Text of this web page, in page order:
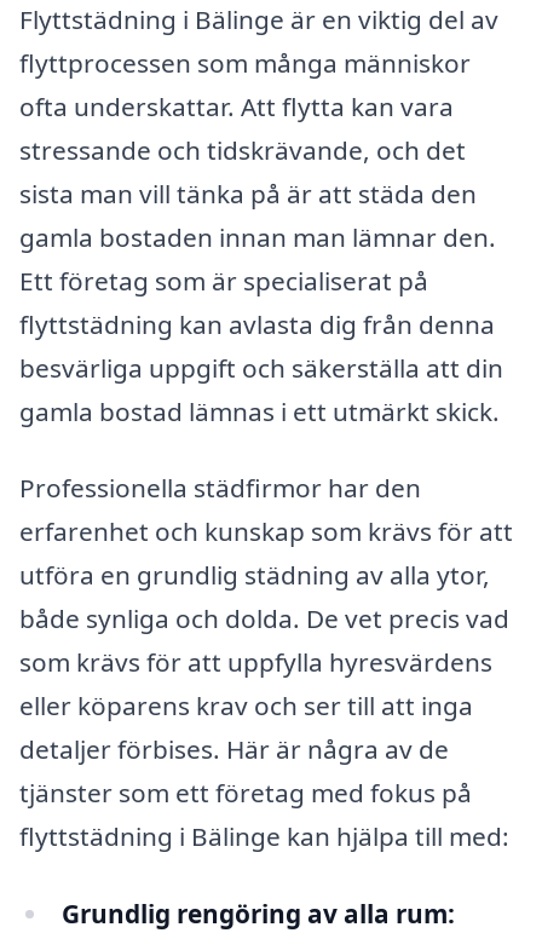
Flyttstädning i Bälinge är en viktig del av
flyttprocessen som många människor
ofta underskattar. Att flytta kan vara
stressande och tidskrävande, och det
sista man vill tänka på är att städa den
gamla bostaden innan man lämnar den.
Ett företag som är specialiserat på
flyttstädning kan avlasta dig från denna
besvärliga uppgift och säkerställa att din
gamla bostad lämnas i ett utmärkt skick.
Professionella städfirmor har den
erfarenhet och kunskap som krävs för att
utföra en grundlig städning av alla ytor,
både synliga och dolda. De vet precis vad
som krävs för att uppfylla hyresvärdens
eller köparens krav och ser till att inga
detaljer förbises. Här är några av de
tjänster som ett företag med fokus på
flyttstädning i Bälinge kan hjälpa till med:
Grundlig rengöring av alla rum: